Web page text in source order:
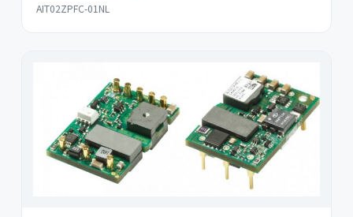
AIT02ZPFC-01NL